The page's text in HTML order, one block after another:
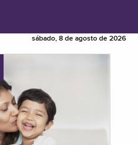
sábado, 8 de agosto de 2026